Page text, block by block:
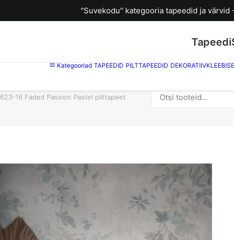
''Suvekodu'' kategooria tapeedid ja värvid
Kategooriad TAPEEDID PILTTAPEEDID
623-16 Faded Passion Pastel pilttapeet